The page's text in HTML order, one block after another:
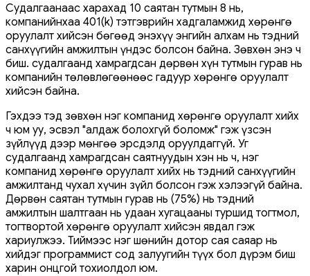
Судалгаанаас харахад 10 саятан тутмын 8 нь,
компанийнхаа 401(k) тэтгэврийн хадгаламжид хөрөнгө
оруулалт хийсэн бөгөөд энэхүү энгийн алхам нь тэдний
санхүүгийн амжилтын үндэс болсон байна. Зөвхөн энэ ч
биш. судалгаанд хамрагдсан дөрвөн хүн тутмын гурав нь
компанийн төлөвлөгөөнөөс гадуур хөрөнгө оруулалт
хийсэн байна.
Гэхдээ тэд зөвхөн нэг компанид хөрөнгө оруулалт хийх
ч юм уу, эсвэл "алдаж болохгүй боломж" гэж үзсэн
зүйлүүд дээр мөнгөө эрсдэлд оруулдаггүй. Уг
судалгаанд хамрагдсан саятнуудын хэн нь ч, нэг
компанид хөрөнгө оруулалт хийх нь тэдний санхүүгийн
амжилтанд чухал хүчин зүйл болсон гэж хэлээгүй байна.
Дөрвөн саятан тутмын гурав нь (75%) нь тэдний
амжилтын шалтгаан нь удаан хугацааны туршид тогтмол,
тогтвортой хөрөнгө оруулалт хийсэн явдал гэж
хариулжээ. Тиймээс нэг шөнийн дотор сая саяар нь
хийдэг программист сод залуугийн түүх бол дүрэм биш
харин онцгой тохиолдол юм.